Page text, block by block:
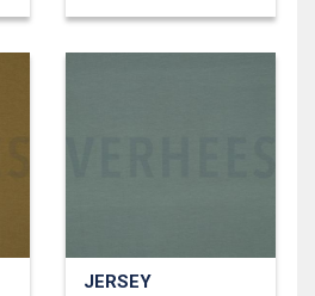
JERSEY